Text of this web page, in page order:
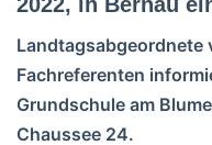
Landtagsabgeordnete
Fachreferenten
Grundschule am
Chaussee 24.